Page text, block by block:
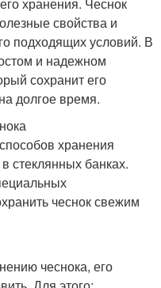
хранения. Чеснок
свойства и
подходящих условий. В
и надежном
сохранит его
долгое время.
хранения
стеклянных банках.
чеснок свежим
чеснока, его